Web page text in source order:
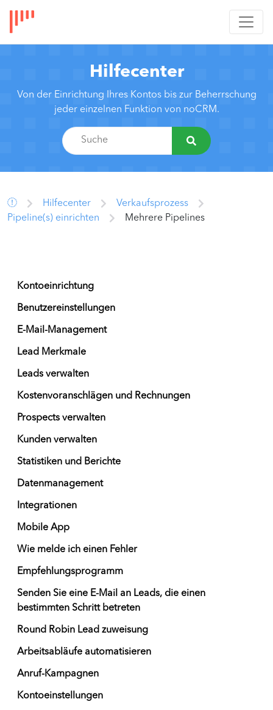
Hilfecenter
Von der Einrichtung Ihres Kontos bis zur Beherrschung
jeder einzelnen Funktion von noCRM.
Hilfecenter
Verkaufsprozess
Pipeline(s) einrichten
Mehrere Pipelines
Kontoeinrichtung
Benutzereinstellungen
E-Mail-Management
Lead Merkmale
Leads verwalten
Kostenvoranschlägen und Rechnungen
Prospects verwalten
Kunden verwalten
Statistiken und Berichte
Datenmanagement
Integrationen
Mobile App
Wie melde ich einen Fehler
Empfehlungsprogramm
Senden Sie eine E-Mail an Leads, die einen
bestimmten Schritt betreten
Round Robin Lead zuweisung
Arbeitsabläufe automatisieren
Anruf-Kampagnen
Kontoeinstellungen